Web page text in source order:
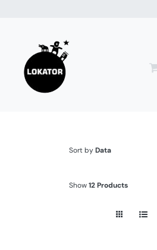
zawartości
Sort byData
Show12 Products